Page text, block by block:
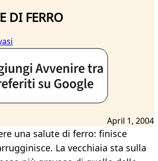
DI FERRO
April 1, 2004
una salute di ferro: finisce
La vecchiaia sta sulla